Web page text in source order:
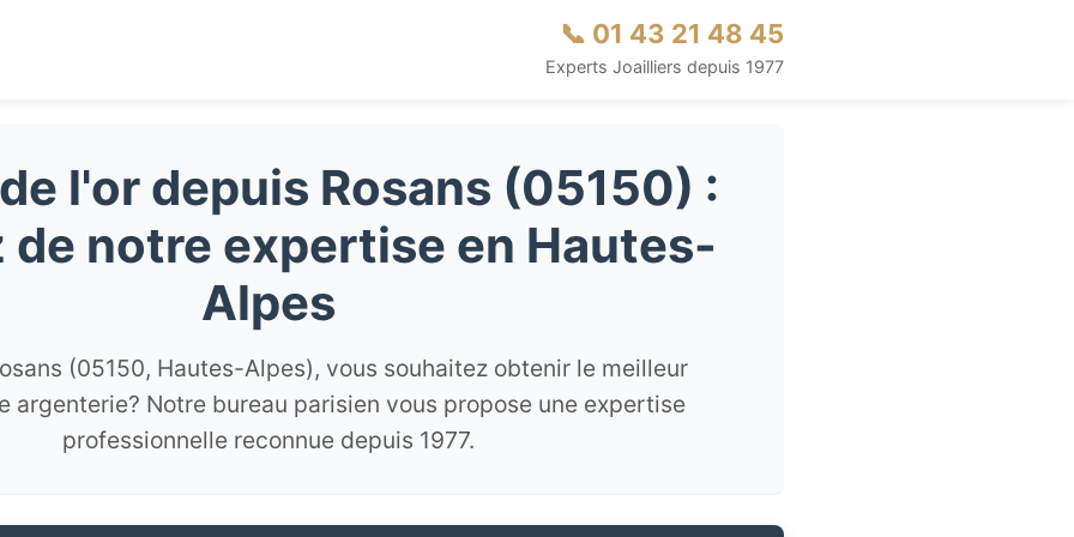
📞 01 43 21 48 45
Experts Joailliers depuis 1977
l'or depuis Rosans (05150) :
notre expertise en Hautes-
Alpes
(05150, Hautes-Alpes), vous souhaitez obtenir le meilleur
argenterie? Notre bureau parisien vous propose une expertise
professionnelle reconnue depuis 1977.